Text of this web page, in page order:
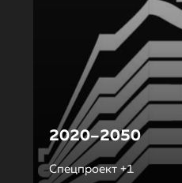
2020–2050
Спецпроект +1